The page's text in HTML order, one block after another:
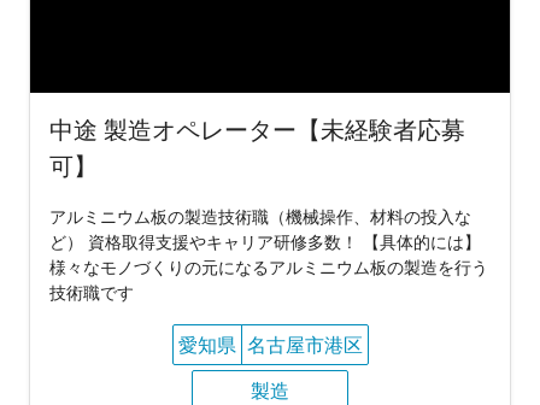
中途 製造オペレーター【未経験者応募
可】
アルミニウム板の製造技術職（機械操作、材料の投入な
ど） 資格取得支援やキャリア研修多数！ 【具体的には】
様々なモノづくりの元になるアルミニウム板の製造を行う
技術職です
愛知県 名古屋市港区
製造